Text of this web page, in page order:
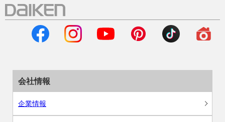
会社情報
企業情報